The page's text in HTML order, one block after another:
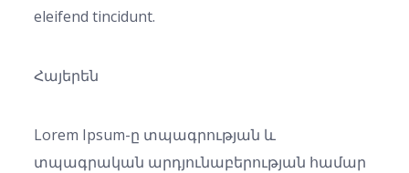
eleifend tincidunt.
Հայերեն
Lorem Ipsum-ը տպագրության և
տպագրական արդյունաբերության համար